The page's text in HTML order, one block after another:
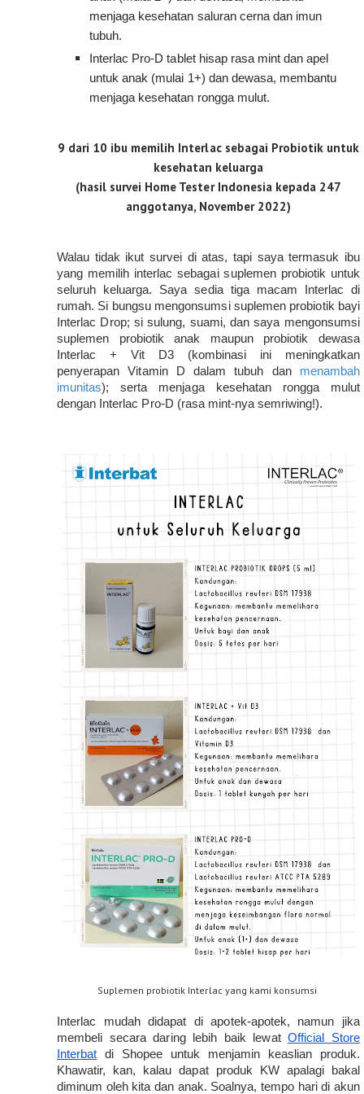
menjaga kesehatan saluran cerna dan imun
tubuh.
Interlac Pro-D tablet hisap rasa mint dan apel
untuk anak (mulai 1+) dan dewasa, membantu
menjaga kesehatan rongga mulut.
9 dari 10 ibu memilih Interlac sebagai Probiotik untuk
kesehatan keluarga
(hasil survei Home Tester Indonesia kepada 247
anggotanya, November 2022)
Walau tidak ikut survei di atas, tapi saya termasuk ibu
yang memilih interlac sebagai suplemen probiotik untuk
seluruh keluarga. Saya sedia tiga macam Interlac di
rumah. Si bungsu mengonsumsi suplemen probiotik bayi
Interlac Drop; si sulung, suami, dan saya mengonsumsi
suplemen probiotik anak maupun probiotik dewasa
Interlac + Vit D3 (kombinasi ini meningkatkan
penyerapan Vitamin D dalam tubuh dan menambah
imunitas); serta menjaga kesehatan rongga mulut
dengan Interlac Pro-D (rasa mint-nya semriwing!).
Suplemen probiotik Interlac yang kami konsumsi
Interlac mudah didapat di apotek-apotek, namun jika
membeli secara daring lebih baik lewat Official Store
Interbat di Shopee untuk menjamin keaslian produk.
Khawatir, kan, kalau dapat produk KW apalagi bakal
diminum oleh kita dan anak. Soalnya, tempo hari di akun